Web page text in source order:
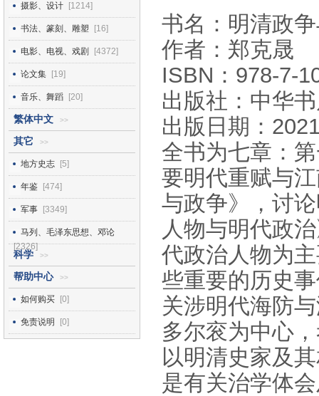
摄影、设计 [1214]
书法、篆刻、雕塑 [16]
电影、电视、戏剧 [4372]
论文集 [19]
音乐、舞蹈 [20]
繁体中文 >>
其它 >>
地方史志 [5]
年鉴 [474]
军事 [3349]
马列、毛泽东思想、邓论
[2326]
科学 >>
帮助中心 >>
如何购买 [0]
免责说明 [0]
书名：明清政
作者：郑克晟
ISBN：978-7-
出版社：中华
出版日期：
全书为七章：
要明代重赋与
与政争》，讨
人物与明代政
代政治人物为
些重要的历史
关涉明代海防
多尔衮为中心
以明清史家及
是有关治学体